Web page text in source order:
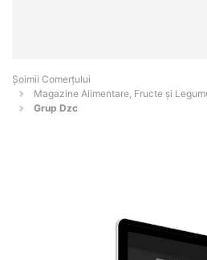
Șoimii Comerțului
Magazine Alimentare, Fructe și
Grup Dzc